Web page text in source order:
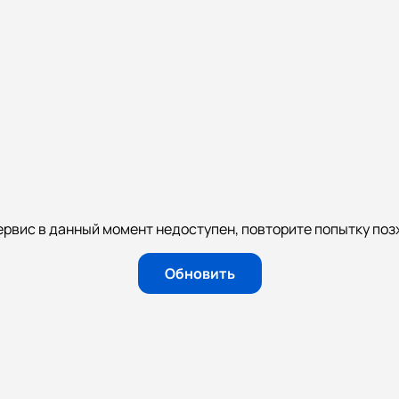
в данный момент недоступен, повторите попытку
Обновить